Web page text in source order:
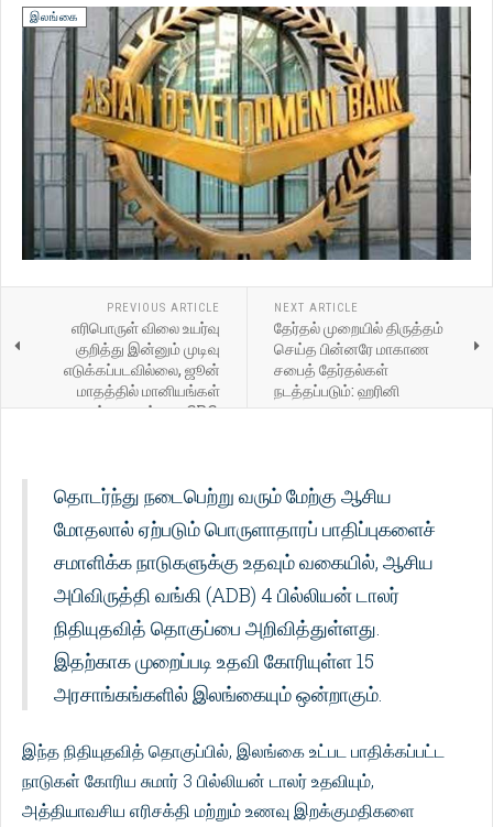
இலங்கை
PREVIOUS ARTICLE
எரிபொருள் விலை உயர்வு
குறித்து இன்னும் முடிவு
எடுக்கப்படவில்லை, ஜூன்
மாதத்தில் மானியங்கள்
முடிவுக்கு வரும் என CPC,
NEXT ARTICLE
தேர்தல் முறையில் திருத்தம்
செய்த பின்னரே மாகாண
சபைத் தேர்தல்கள்
நடத்தப்படும்: ஹரினி
தொடர்ந்து நடைபெற்று வரும் மேற்கு ஆசிய
மோதலால் ஏற்படும் பொருளாதாரப் பாதிப்புகளைச்
சமாளிக்க நாடுகளுக்கு உதவும் வகையில், ஆசிய
அபிவிருத்தி வங்கி (ADB) 4 பில்லியன் டாலர்
நிதியுதவித் தொகுப்பை அறிவித்துள்ளது.
இதற்காக முறைப்படி உதவி கோரியுள்ள 15
அரசாங்கங்களில் இலங்கையும் ஒன்றாகும்.
இந்த நிதியுதவித் தொகுப்பில், இலங்கை உட்பட பாதிக்கப்பட்ட
நாடுகள் கோரிய சுமார் 3 பில்லியன் டாலர் உதவியும்,
அத்தியாவசிய எரிசக்தி மற்றும் உணவு இறக்குமதிகளை